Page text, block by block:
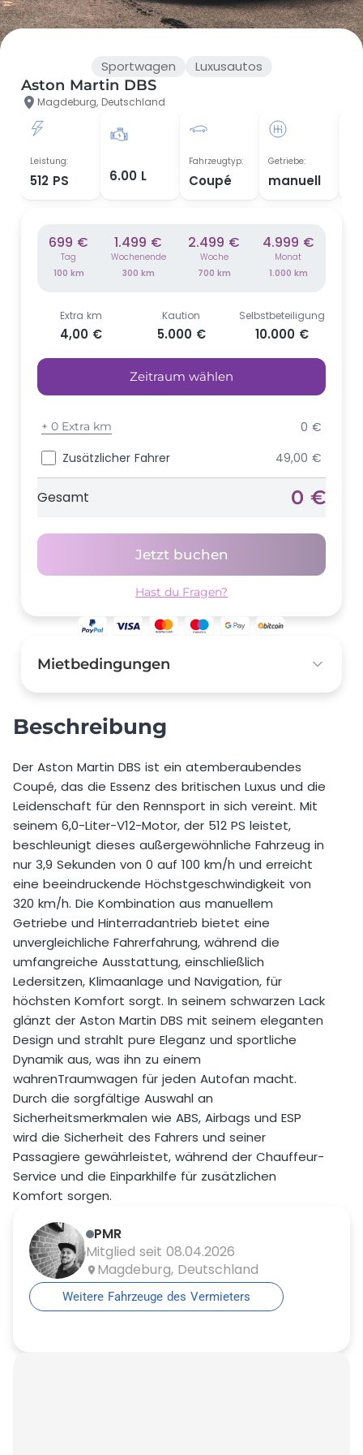
Beschreibung
Der Aston Martin DBS ist ein atemberaubendes
Coupé, das die Essenz des britischen Luxus und die
Leidenschaft für den Rennsport in sich vereint. Mit
seinem 6,0-Liter-V12-Motor, der 512 PS leistet,
beschleunigt dieses außergewöhnliche Fahrzeug in
nur 3,9 Sekunden von 0 auf 100 km/h und erreicht
eine beeindruckende Höchstgeschwindigkeit von
320 km/h. Die Kombination aus manuellem
Getriebe und Hinterradantrieb bietet eine
unvergleichliche Fahrerfahrung, während die
umfangreiche Ausstattung, einschließlich
Ledersitzen, Klimaanlage und Navigation, für
höchsten Komfort sorgt. In seinem schwarzen Lack
glänzt der Aston Martin DBS mit seinem eleganten
Design und strahlt pure Eleganz und sportliche
Dynamik aus, was ihn zu einem
wahrenTraumwagen für jeden Autofan macht.
Durch die sorgfältige Auswahl an
Sicherheitsmerkmalen wie ABS, Airbags und ESP
wird die Sicherheit des Fahrers und seiner
Passagiere gewährleistet, während der Chauffeur-
Service und die Einparkhilfe für zusätzlichen
Komfort sorgen.
PMR
Mitglied seit 08.04.2026
Magdeburg, Deutschland
Weitere Fahrzeuge des Vermieters
Sportwagen Luxusautos
Aston Martin DBS
Magdeburg, Deutschland
Leistung:
512 PS 6.00 L
Fahrzeugtyp:
Coupé
Getriebe:
manuell
699 €
Tag
100 km
1.499 €
Wochenende
300 km
2.499 €
Woche
700 km
4.999 €
Monat
1.000 km
Extra km
4,00 €
Kaution
5.000 €
Selbstbeteiligung
10.000 €
Zeitraum wählen
+ 0 Extra km
0 €
Zusätzlicher Fahrer
49,00 €
Gesamt 0 €
Jetzt buchen
Hast du Fragen?
Mietbedingungen
Kaution
Preis pro Extra km vor Buchung 4,00 €
Preis pro Extra km nach Buchung 6,00 €
Mindestalter 25 Jahre
Zusätzlicher Fahrer erlaubt
Preis Zusatzfahrer
Wochenendzuschlag für einen Tag
Auslandsfahrt erlaubt Nein